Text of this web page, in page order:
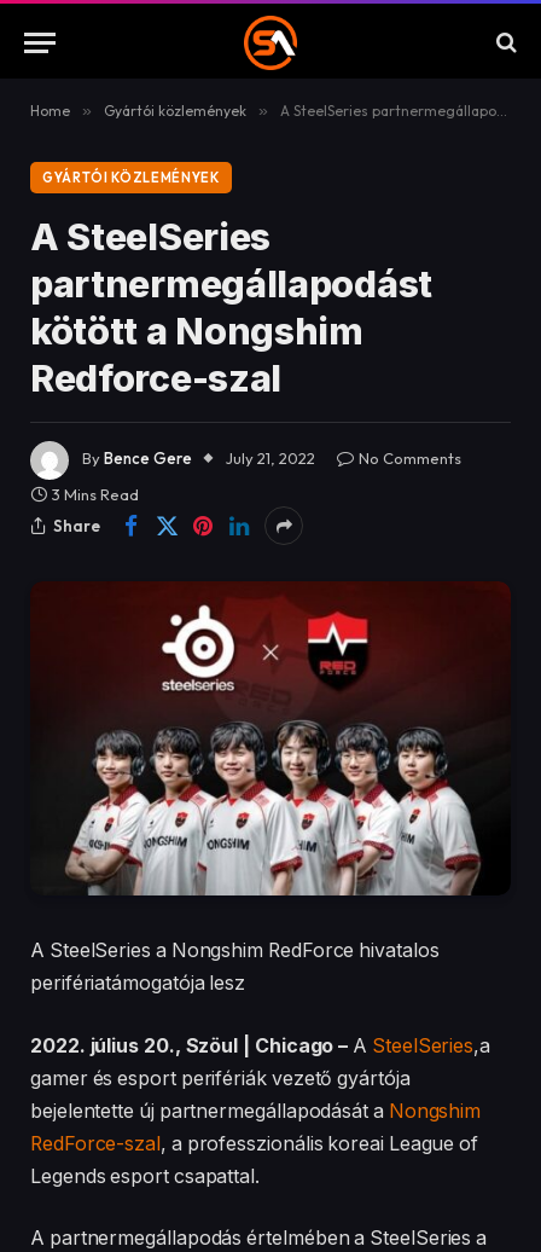
Home » Gyártói közlemények » A SteelSeries partnermegállapodást kötött a Nongshim Redforce-szal
GYÁRTÓI KÖZLEMÉNYEK
A SteelSeries
partnermegállapodást
kötött a Nongshim
Redforce-szal
ByBence Gere July 21, 2022
No Comments
3 Mins Read
Share
A SteelSeries a Nongshim RedForce hivatalos
perifériatámogatója lesz
2022. július 20., Szöul | Chicago – A SteelSeries,a
gamer és esport perifériák vezető gyártója
bejelentette új partnermegállapodását a Nongshim
RedForce-szal, a professzionális koreai League of
Legends esport csapattal.
A partnermegállapodás értelmében a SteelSeries a